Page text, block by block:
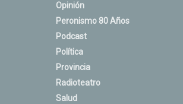
Opinión
Peronismo 80 Años
Podcast
Política
Provincia
Radioteatro
Salud